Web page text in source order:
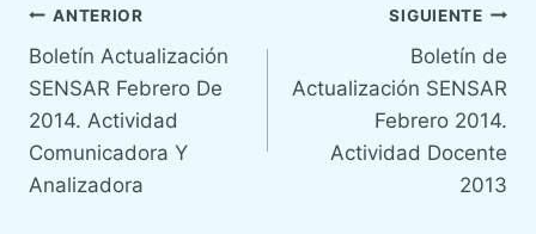
Navegación
de
entradas
ANTERIOR
Boletín Actualización
SENSAR Febrero De
2014. Actividad
Comunicadora Y
Analizadora
SIGUIENTE
Boletín de
Actualización SENSAR
Febrero 2014.
Actividad Docente
2013